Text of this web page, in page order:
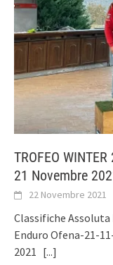
TROFEO
21 Novembre
22 Novembre 2021
Classifiche Assoluta
Enduro Ofena-21-
2021 [...]